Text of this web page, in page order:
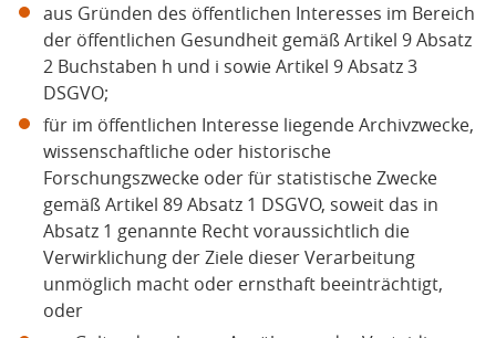
aus Gründen des öffentlichen Interesses im Bereich
der öffentlichen Gesundheit gemäß Artikel 9 Absatz
2 Buchstaben h und i sowie Artikel 9 Absatz 3
DSGVO;
für im öffentlichen Interesse liegende Archivzwecke,
wissenschaftliche oder historische
Forschungszwecke oder für statistische Zwecke
gemäß Artikel 89 Absatz 1 DSGVO, soweit das in
Absatz 1 genannte Recht voraussichtlich die
Verwirklichung der Ziele dieser Verarbeitung
unmöglich macht oder ernsthaft beeinträchtigt,
oder